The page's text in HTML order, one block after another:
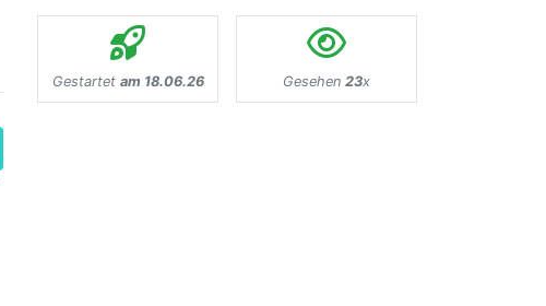
Gestartet am 18.06.26 Gesehen 23x